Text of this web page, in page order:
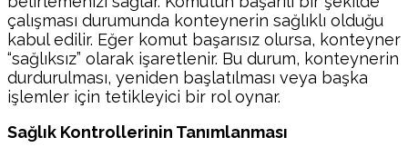
çalışması durumunda konteynerin sağlıklı olduğu
kabul edilir. Eğer komut başarısız olursa, konteyner
“sağlıksız” olarak işaretlenir. Bu durum, konteynerin
durdurulması, yeniden başlatılması veya başka
işlemler için tetikleyici bir rol oynar.
Sağlık Kontrollerinin Tanımlanması